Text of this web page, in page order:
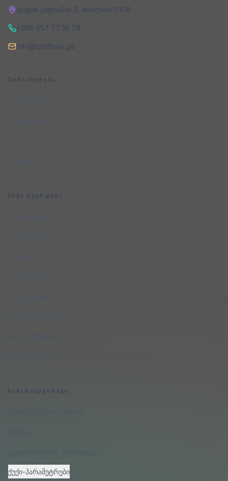
დავით ყიფიანის 2 თბილისი 0108
+995 557 77 19 79
info@craftbox.ge
ᲛᲝᲛᲡᲐᲮᲣᲠᲔᲑᲐ
ᲡᲮᲕᲐ ᲒᲕᲔᲠᲓᲔᲑᲘ
ᲡᲐᲛᲐᲠᲗᲚᲔᲑᲠᲘᲕᲘ
ქუქი-პარამეტრები